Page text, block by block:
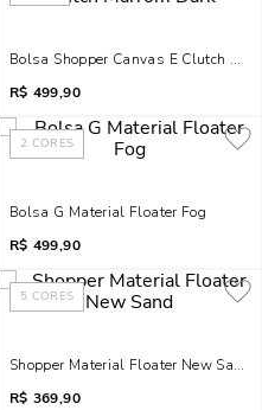
Bolsa Shopper Canvas E Clutch
R$ 499,90
2 CORES
Bolsa G Material Floater Fog
R$ 499,90
Onça
5 CORES
Shopper Material Floater New Sand
R$ 369,90